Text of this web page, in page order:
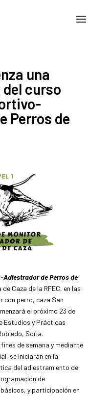
una
curso
Perros de
Adiestrador de Perros de
Caza de la RFEC, en las
con perro, caza San
el próximo 23 de
Estudios y Prácticas
Soria.
de semana y mediante
se iniciarán en la
del adiestramiento de
de
y participación en